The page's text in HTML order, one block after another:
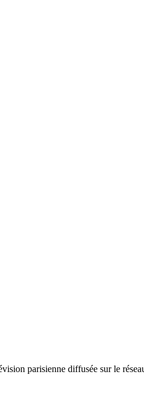
parisienne diffusée sur le